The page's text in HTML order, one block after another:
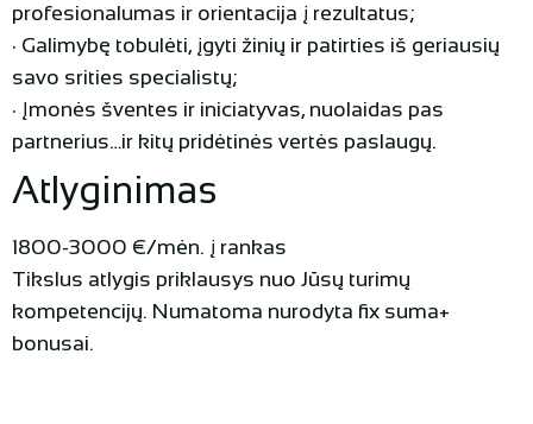
profesionalumas ir orientacija į rezultatus;
· Galimybę tobulėti, įgyti žinių ir patirties iš geriausių
savo srities specialistų;
· Įmonės šventes ir iniciatyvas, nuolaidas pas
partnerius…ir kitų pridėtinės vertės paslaugų.
Atlyginimas
1800-3000 €/mėn. į rankas
Tikslus atlygis priklausys nuo Jūsų turimų
kompetencijų. Numatoma nurodyta fix suma+
bonusai.